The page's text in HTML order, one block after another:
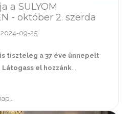
a SULYOM
- október 2. szerda
2024-09-25
tiszteleg a 37 éve ünnepelt
Látogass el hozzánk